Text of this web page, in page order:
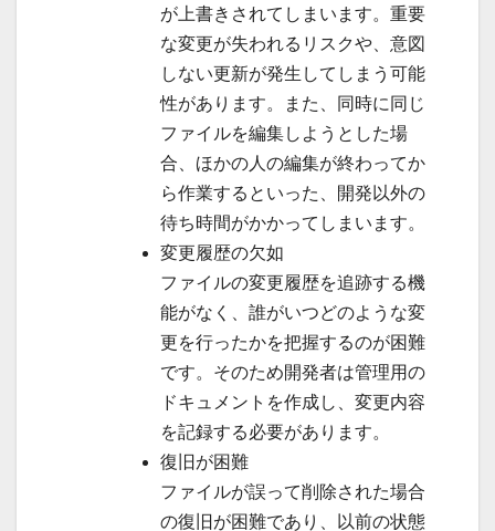
が上書きされてしまいます。重要
な変更が失われるリスクや、意図
しない更新が発生してしまう可能
性があります。また、同時に同じ
ファイルを編集しようとした場
合、ほかの人の編集が終わってか
ら作業するといった、開発以外の
待ち時間がかかってしまいます。
変更履歴の欠如
ファイルの変更履歴を追跡する機
能がなく、誰がいつどのような変
更を行ったかを把握するのが困難
です。そのため開発者は管理用の
ドキュメントを作成し、変更内容
を記録する必要があります。
復旧が困難
ファイルが誤って削除された場合
の復旧が困難であり、以前の状態